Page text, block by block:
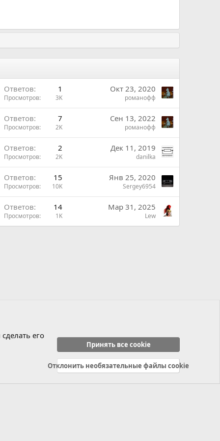
Ответов 1
Просмотров 3K
Окт 23, 2020
романофф
Ответов 7
Просмотров 2K
Сен 13, 2022
романофф
Ответов 2
Просмотров 2K
Дек 11, 2019
danilka
Ответов 15
Просмотров 10K
Янв 25, 2020
Sergey6954
Ответов 14
Просмотров 1K
Мар 31, 2025
Lew
Политика конфиденциальности Справка Главная
R
его
Принять все cookie
Отклонить необязательные файлы cookie